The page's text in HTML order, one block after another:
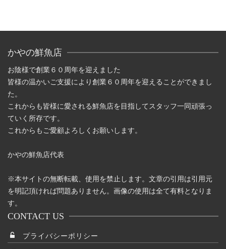
かやの鮮魚店
お陰様で創業６０周年を迎えました
皆様の温かいご支援により創業６０周年を迎えることができまし
た。
これからも皆様に愛される鮮魚店を目指してスタッフ一同頑張っ
ていく所存です。
これからもご愛顧よろしくお願いします。
かやの鮮魚店代表
※本サイトの無断転載、使用を禁止します。文章の引用は引用元
を明記頂ければ問題ありません。画像の使用は全て有料となりま
す。
CONTACT US
プライバシーポリシー